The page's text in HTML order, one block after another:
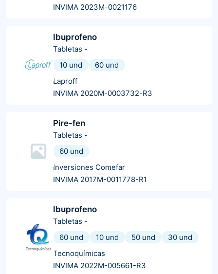
INVIMA 2023M-0021176
Ibuprofeno
Tabletas -
10 und
60 und
Laproff
INVIMA 2020M-0003732-R3
Pire-fen
Tabletas -
60 und
Inversiones Comefar
INVIMA 2017M-0011778-R1
Ibuprofeno
Tabletas -
60 und
10 und 50 und
30 und
Tecnoquímicas
INVIMA 2022M-005661-R3